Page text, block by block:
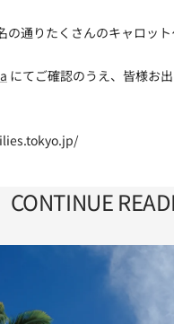
の通りたくさんのキャロッ
にてご確認のうえ、皆様お
CONTINUE